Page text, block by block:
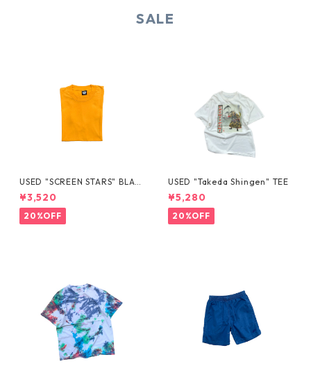
SALE
USED "SCREEN STARS" BLAN
K TEE
¥3,520
20%OFF
USED "Takeda Shingen" TEE
¥5,280
20%OFF